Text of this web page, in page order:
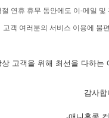
연휴 휴무 동안에도 이-메일 및
고객 여러분의 서비스 이용에 불
상 고객을 위해 최선을 다하는
감사합